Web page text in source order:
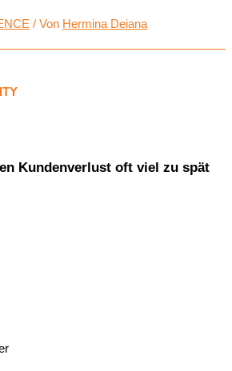
/ Von Hermina Deiana
Kundenverlust oft viel zu spät